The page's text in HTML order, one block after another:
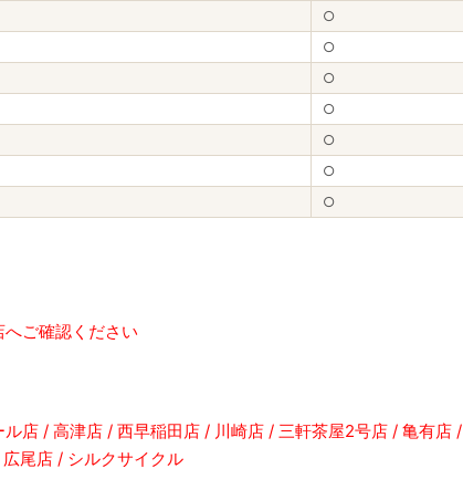
○
○
○
○
○
○
○
ご確認ください
店 / 高津店 / 西早稲田店 / 川崎店 / 三軒茶屋2号店 / 亀有店 /
尾店 / シルクサイクル